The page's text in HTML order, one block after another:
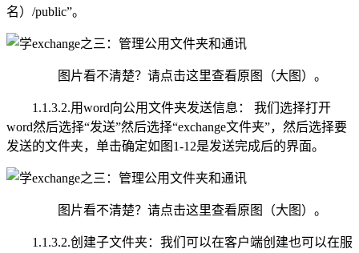
名）/public”。
图片看不清楚？请点击这里查看原图（大图）。
1.1.3.2.用word向公用文件夹发送信息： 我们选择打开
word然后选择“发送”然后选择“exchange文件夹”，然后选择要
发送的文件夹，单击确定如图1-12是发送完成后的界面。
图片看不清楚？请点击这里查看原图（大图）。
1.1.3.2.创建子文件夹：我们可以在客户端创建也可以在服